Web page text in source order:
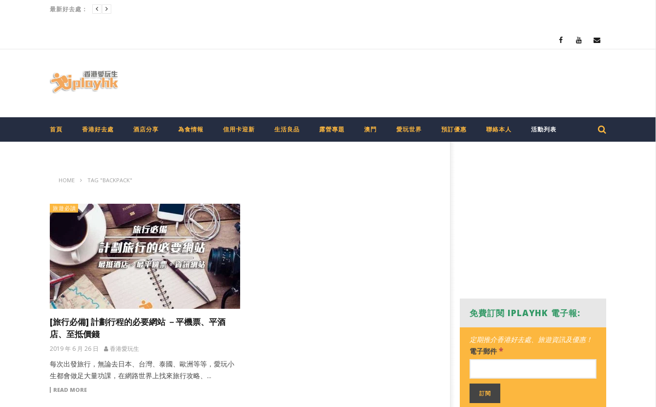
最新好去處：
九龍
首頁 香港好去處 酒店分享 為食情報 信用卡迎新 生活良品 露營專題 澳門 愛玩世界 預訂優惠 聯絡本人 活動列表
HOME TAG "BACKPACK"
旅遊必讀
[旅行必備] 計劃行程的必要網站 －平機票、平酒
店、至抵價錢
2019 年 6 月 26 日 香港愛玩生
每次出發旅行，無論去日本、台灣、泰國、歐洲等等，愛玩小
生都會做足大量功課，在網路世界上找來旅行攻略、...
READ MORE
免費訂閱 IPLAYHK 電子報:
定期推介香港好去處、旅遊資訊及優惠！
電子郵件 *